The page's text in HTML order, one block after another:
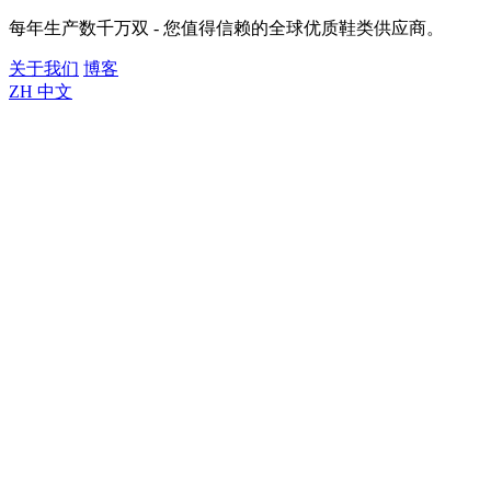
每年生产数千万双 - 您值得信赖的全球优质鞋类供应商。
关于我们 博客
ZH 中文